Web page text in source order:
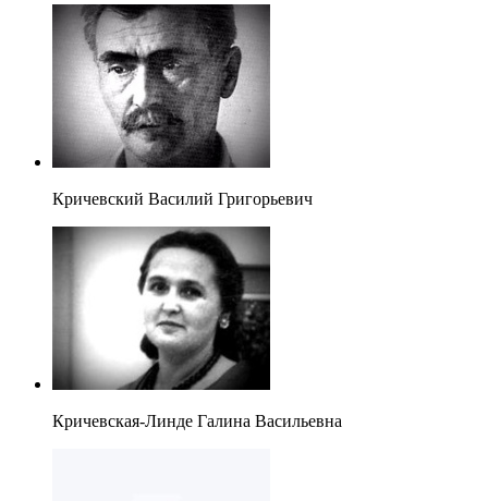
Кричевский Василий Григорьевич
Кричевская-Линде Галина Васильевна